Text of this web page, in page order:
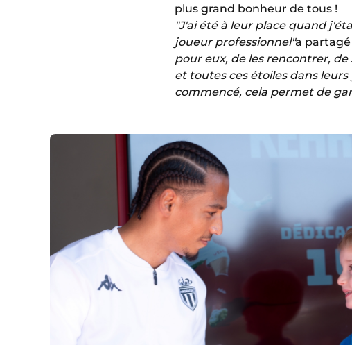
plus grand bonheur de tous !
"J'ai été à leur place quand
joueur professionnel"a
pour eux, de les rencontrer,
et toutes ces étoiles dans
commencé, cela permet de